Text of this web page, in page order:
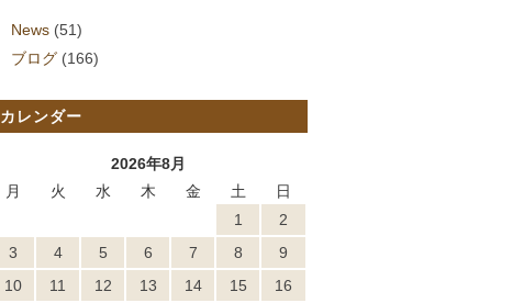
News (51)
ブログ (166)
カレンダー
2026年8月
月
火 水 木 金 土
日
1
2
3
4 5 6 7 8
9
10
11 12 13 14 15
16